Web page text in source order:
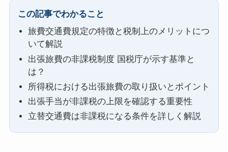
この記事でわかること
旅費交通費規定の特徴と税制上のメリットにつ
いて解説
出張旅費の非課税制度 国税庁が示す基準と
は？
所得税における出張旅費の取り扱いとポイント
出張手当が非課税の上限を確認する重要性
立替交通費は非課税になる条件を詳しく解説